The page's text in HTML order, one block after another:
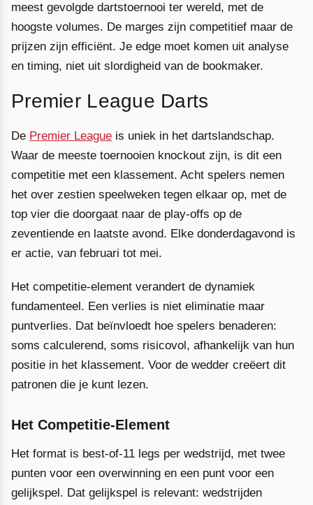
meest gevolgde dartstoernooi ter wereld, met de
hoogste volumes. De marges zijn competitief maar de
prijzen zijn efficiënt. Je edge moet komen uit analyse
en timing, niet uit slordigheid van de bookmaker.
Premier League Darts
De Premier League is uniek in het dartslandschap.
Waar de meeste toernooien knockout zijn, is dit een
competitie met een klassement. Acht spelers nemen
het over zestien speelweken tegen elkaar op, met de
top vier die doorgaat naar de play-offs op de
zeventiende en laatste avond. Elke donderdagavond is
er actie, van februari tot mei.
Het competitie-element verandert de dynamiek
fundamenteel. Een verlies is niet eliminatie maar
puntverlies. Dat beïnvloedt hoe spelers benaderen:
soms calculerend, soms risicovol, afhankelijk van hun
positie in het klassement. Voor de wedder creëert dit
patronen die je kunt lezen.
Het Competitie-Element
Het format is best-of-11 legs per wedstrijd, met twee
punten voor een overwinning en een punt voor een
gelijkspel. Dat gelijkspel is relevant: wedstrijden